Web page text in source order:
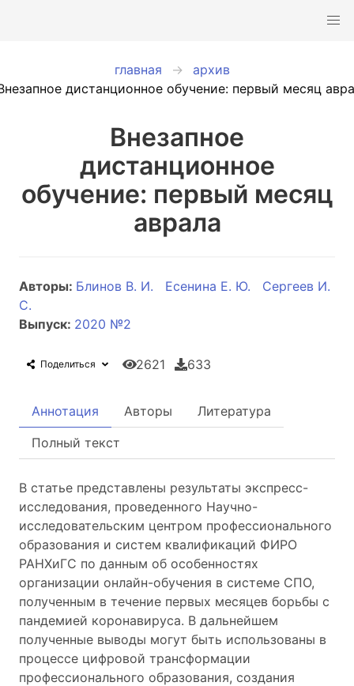
главная
архив
дистанционное обучение: первый месяц
Внезапное
дистанционное
обучение: первый месяц
аврала
Авторы: Блинов В. И. Есенина Е. Ю.
Сергеев И.
С.
Выпуск: 2020 №2
Поделиться 2621 633
Аннотация Авторы
Литература
Полный текст
В статье представлены результаты экспресс-
исследования, проведенного Научно-
исследовательским центром профессионального
образования и систем квалификаций ФИРО
РАНХиГС по данным об особенностях
организации онлайн-обучения в системе СПО,
полученным в течение первых месяцев борьбы с
пандемией коронавируса. В дальнейшем
полученные выводы могут быть использованы в
процессе цифровой трансформации
профессионального образования, создания